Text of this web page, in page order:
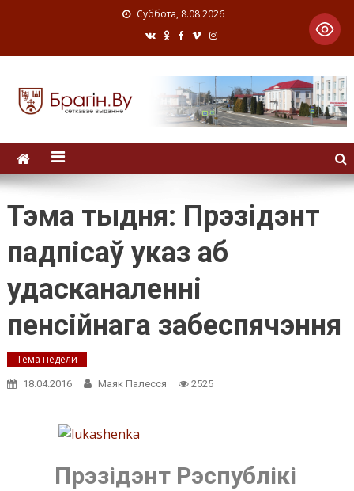
Суббота, 8.08.2026
Тэма тыдня: Прэзідэнт
падпісаў указ аб
удасканаленні
пенсійнага забеспячэння
Тема недели
18.04.2016 Маяк Палесся 2525
Прэзідэнт Рэспублікі